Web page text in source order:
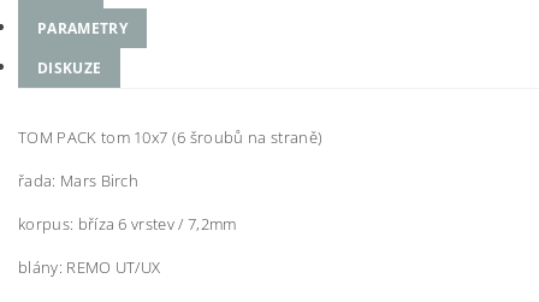
PARAMETRY
DISKUZE
TOM PACK tom 10x7 (6 šroubů na straně)
řada: Mars Birch
korpus: bříza 6 vrstev / 7,2mm
blány: REMO UT/UX